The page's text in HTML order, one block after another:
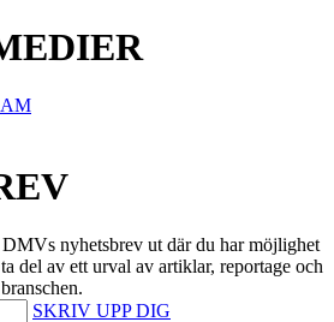
nyhetsbrev ut där du har möjlighet
del av ett urval av artiklar, reportage och
SKRIV UPP DIG